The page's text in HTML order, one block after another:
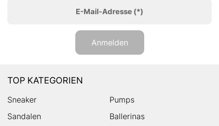
E-Mail-Adresse (*)
Anmelden
TOP KATEGORIEN
Sneaker
Pumps
Sandalen
Ballerinas